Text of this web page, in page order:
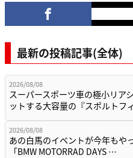
最新の投稿記事(全体)
2026/08/08
スーパースポーツ車の極小リア
ットする大容量の『スポルトフ
2026/08/08
あの白馬のイベントが今年もや
「BMW MOTORRAD DAYS …